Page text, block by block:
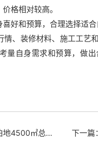
格相对较高。
好和预算，合理选择适合
、装修材料、施工工艺
量自身需求和预算，做
上一篇：上海天太空间荣誉呈现：新泊地4500㎡总部科研办公一体化空间圆满交付